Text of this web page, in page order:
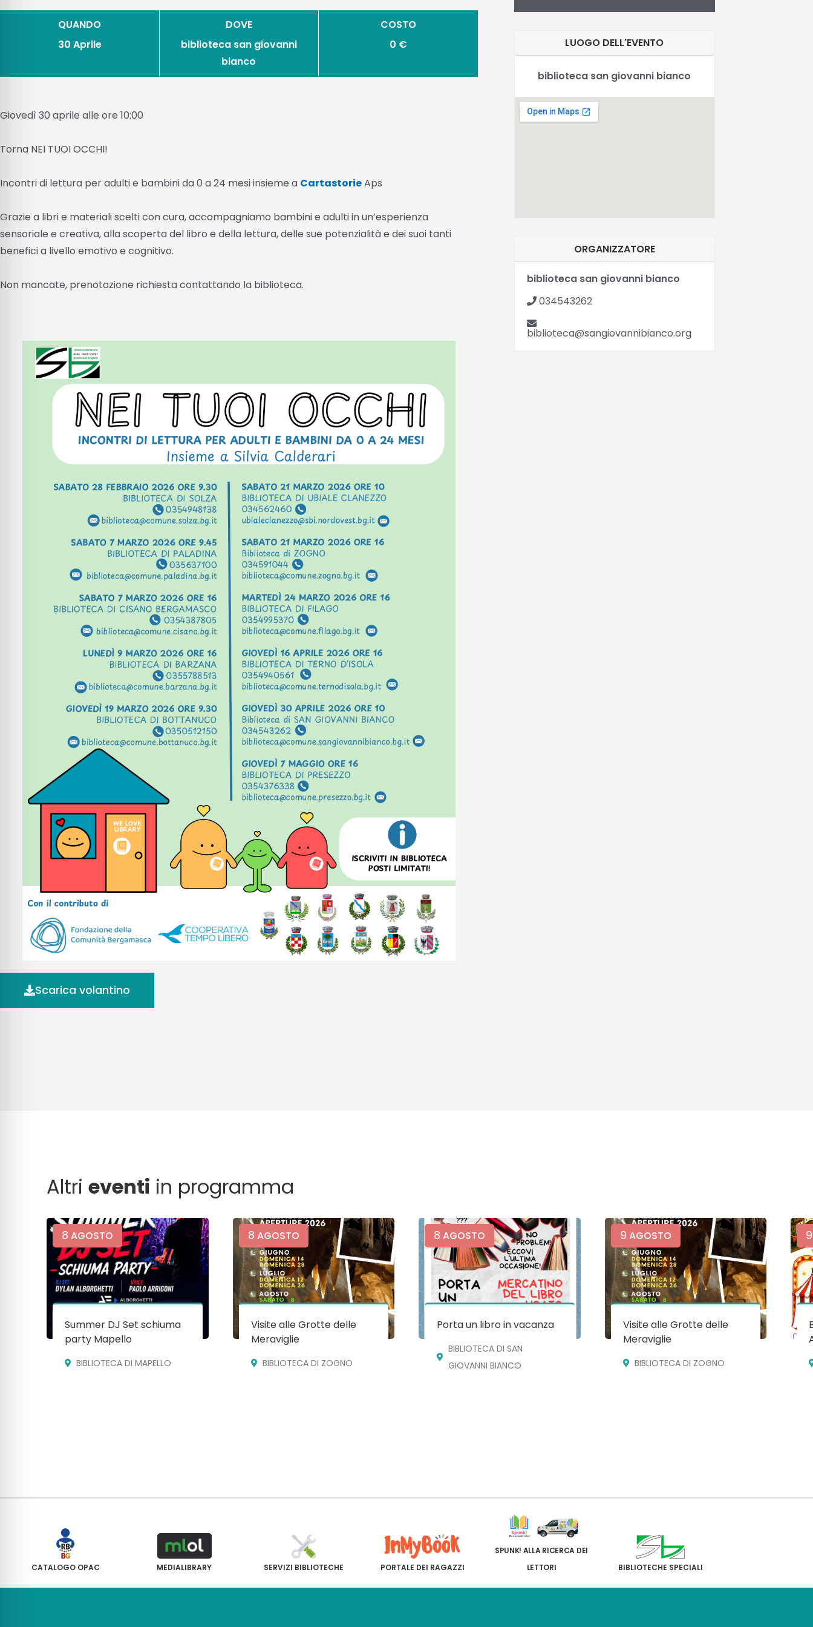
QUANDO
30 Aprile
DOVE
biblioteca san giovanni
bianco
COSTO
0 €
Giovedì 30 aprile alle ore 10:00
Torna NEI TUOI OCCHI!
Incontri di lettura per adulti e bambini da 0 a 24 mesi insieme a CartastorieAps
Grazie a libri e materiali scelti con cura, accompagniamo bambini e adulti in un’esperienza
sensoriale e creativa, alla scoperta del libro e della lettura, delle sue potenzialità e dei suoi tanti
benefici a livello emotivo e cognitivo.
Non mancate, prenotazione richiesta contattando la biblioteca.
Scarica volantino
LUOGO DELL'EVENTO
biblioteca san giovanni bianco
ORGANIZZATORE
biblioteca san giovanni bianco
034543262
biblioteca@sangiovannibianco.org
Altrieventi in programma
8 AGOSTO
Summer DJ Set schiuma
party Mapello
BIBLIOTECA DI MAPELLO
8 AGOSTO
Visite alle Grotte delle
Meraviglie
BIBLIOTECA DI ZOGNO
8 AGOSTO
Porta un libro in vacanza
BIBLIOTECA DI SAN
GIOVANNI BIANCO
9 AGOSTO
Visite alle Grotte delle
Meraviglie
BIBLIOTECA DI ZOGNO
9
CATALOGO OPAC MEDIALIBRARY SERVIZI BIBLIOTECHE PORTALE DEI RAGAZZI
SPUNK! ALLA RICERCA DEI
LETTORI
BIBLIOTECHE SPECIALI